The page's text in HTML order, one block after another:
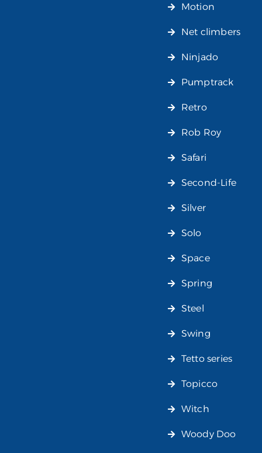
Motion
Net climbers
Ninjado
Pumptrack
Retro
Rob Roy
Safari
Second-Life
Silver
Solo
Space
Spring
Steel
Swing
Tetto series
Topicco
Witch
Woody Doo